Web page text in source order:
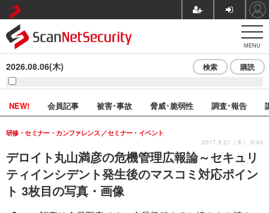
MENU
2026.08.06(木) 検索 購読
NEW! 会員記事 被害･事故 脅威･脆弱性 調査･報告
デロイト丸山満彦の危機管理広報論～セキュリ
ティインシデント発生後のマスコミ対応ポイン
ト 3枚目の写真・画像
研修・セミナー・カンファレンス セミナー・イベント
2017.9.21（木） 9:40